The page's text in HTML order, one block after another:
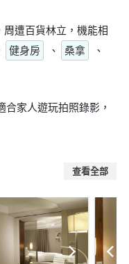
遭百貨林立，機能相
健身房 、 桑拿
、
合家人遊玩拍照錄影，
查看全部